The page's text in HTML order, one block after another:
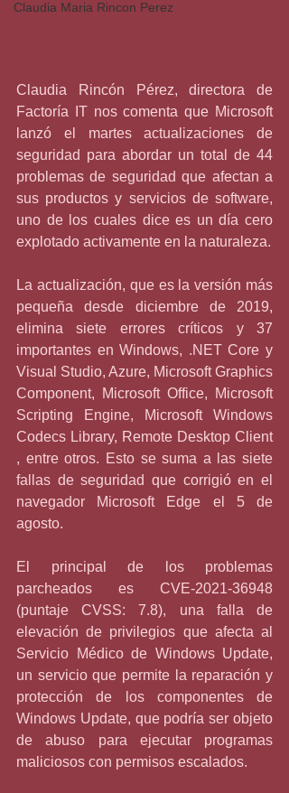
Claudia Maria Rincon Perez
Claudia Rincón Pérez, directora de
Factoría IT nos comenta que Microsoft
lanzó el martes actualizaciones de
seguridad para abordar un total de 44
problemas de seguridad que afectan a
sus productos y servicios de software,
uno de los cuales dice es un día cero
explotado activamente en la naturaleza.
La actualización, que es la versión más
pequeña desde diciembre de 2019,
elimina siete errores críticos y 37
importantes en Windows, .NET Core y
Visual Studio, Azure, Microsoft Graphics
Component, Microsoft Office, Microsoft
Scripting Engine, Microsoft Windows
Codecs Library, Remote Desktop Client
, entre otros. Esto se suma a las siete
fallas de seguridad que corrigió en el
navegador Microsoft Edge el 5 de
agosto.
El principal de los problemas
parcheados es CVE-2021-36948
(puntaje CVSS: 7.8), una falla de
elevación de privilegios que afecta al
Servicio Médico de Windows Update,
un servicio que permite la reparación y
protección de los componentes de
Windows Update, que podría ser objeto
de abuso para ejecutar programas
maliciosos con permisos escalados.